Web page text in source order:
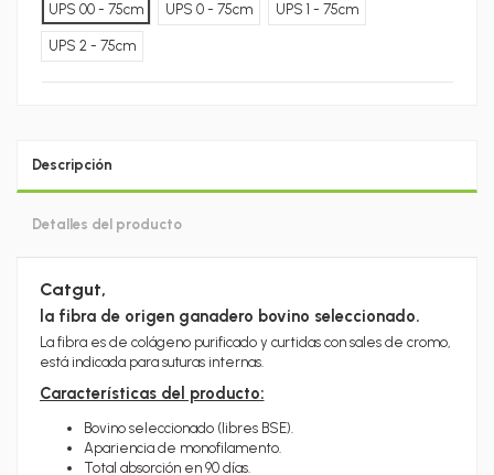
UPS 00 - 75cm
UPS 0 - 75cm UPS 1 - 75cm
UPS 2 - 75cm
Descripción
Detalles del producto
Catgut,
la fibra de origen ganadero bovino seleccionado.
La fibra es de colágeno purificado y curtidas con sales de cromo,
está indicada para suturas internas.
Características del producto:
Bovino seleccionado (libres BSE).
Apariencia de monofilamento.
Total absorción en 90 días.